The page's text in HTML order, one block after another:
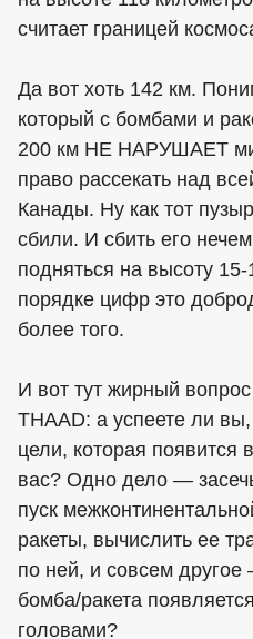
считает границей
Да вот хоть 142 км.
который с бомбами и
200 км НЕ НАРУШАЕТ
право рассекать над
Канады. Ну как тот
сбили. И сбить его
подняться на высоту
порядке цифр это
более того.
И вот тут жирный
THAAD: а успеете ли
цели, которая появится
вас? Одно дело —
пуск
ракеты, вычислить ее
по ней, и совсем другое
бомба/ракета
головами?